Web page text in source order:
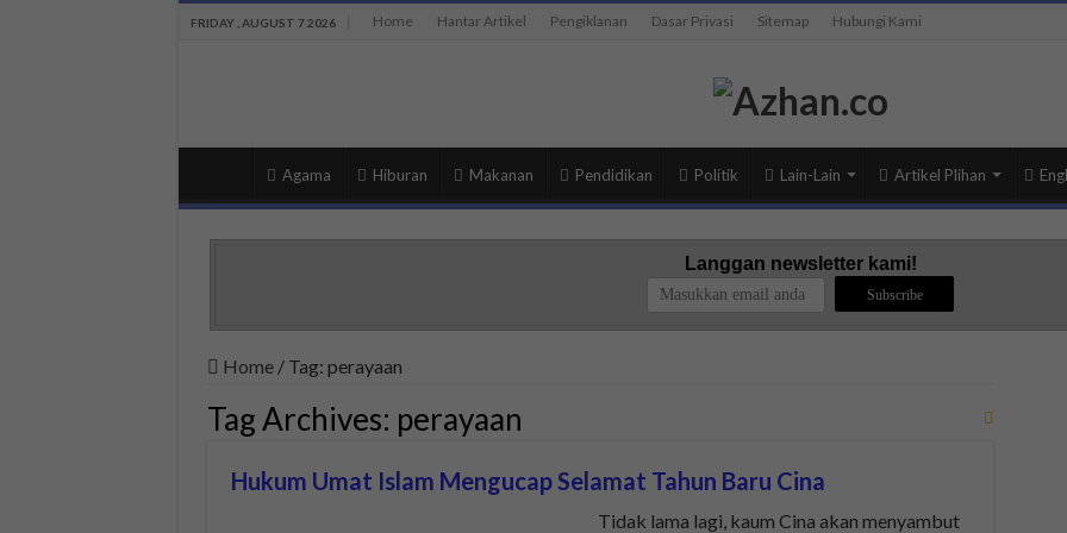
FRIDAY , AUGUST 7 2026 Home Hantar Artikel Pengiklanan Dasar Privasi Sitemap Hubungi Kami
Agama Hiburan Makanan Pendidikan Politik Lain-Lain Artikel Plihan
Langgan newsletter kami!
Home / Tag: perayaan
Tag Archives: perayaan
Hukum Umat Islam Mengucap Selamat Tahun Baru Cina
Tidak lama lagi, kaum Cina akan menyambut